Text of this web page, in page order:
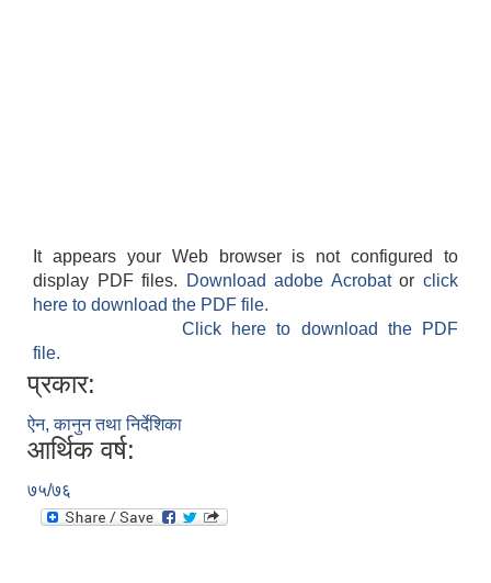
It appears your Web browser is not configured to
display PDF files.
Download adobe Acrobatorclick
here to download the PDF file.
Click here to download the PDF
file.
प्रकार:
ऐन, कानुन तथा निर्देशिका
आर्थिक वर्ष:
७५/७६